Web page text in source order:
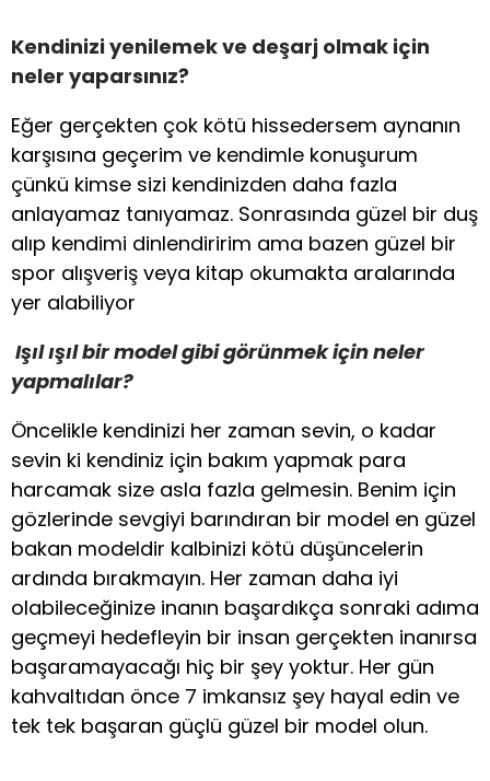
Kendinizi yenilemek ve deşarj olmak için
neler yaparsınız?
Eğer gerçekten çok kötü hissedersem aynanın
karşısına geçerim ve kendimle konuşurum
çünkü kimse sizi kendinizden daha fazla
anlayamaz tanıyamaz. Sonrasında güzel bir duş
alıp kendimi dinlendiririm ama bazen güzel bir
spor alışveriş veya kitap okumakta aralarında
yer alabiliyor
Işıl ışıl bir model gibi görünmek için neler
yapmalılar?
Öncelikle kendinizi her zaman sevin, o kadar
sevin ki kendiniz için bakım yapmak para
harcamak size asla fazla gelmesin. Benim için
gözlerinde sevgiyi barındıran bir model en güzel
bakan modeldir kalbinizi kötü düşüncelerin
ardında bırakmayın. Her zaman daha iyi
olabileceğinize inanın başardıkça sonraki adıma
geçmeyi hedefleyin bir insan gerçekten inanırsa
başaramayacağı hiç bir şey yoktur. Her gün
kahvaltıdan önce 7 imkansız şey hayal edin ve
tek tek başaran güçlü güzel bir model olun.